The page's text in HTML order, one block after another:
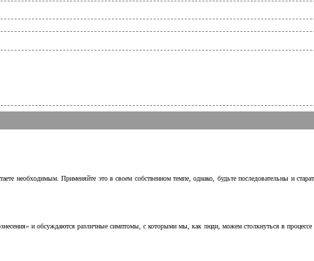
необходимым. Применяйте это в своем собственном темпе, однако, будьте последовательны и
и обсуждаются различные симптомы, с которыми мы, как люди, можем столкнуться в